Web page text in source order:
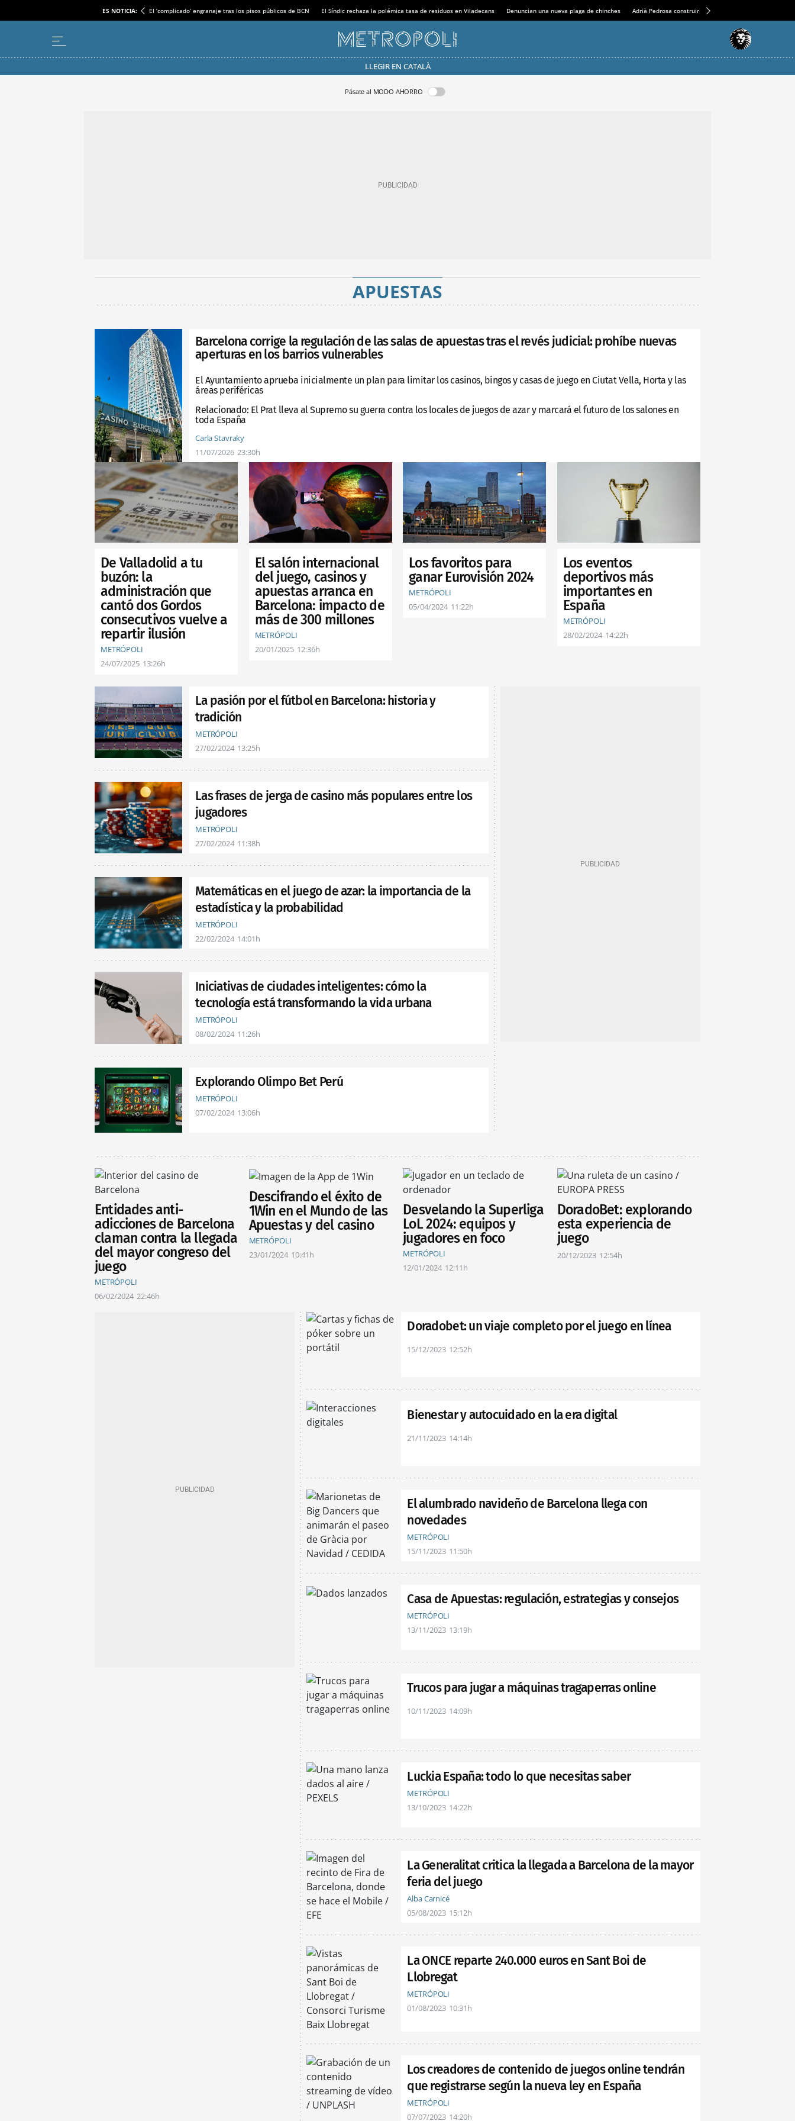
ES NOTICIA: El ‘complicado’ engranaje tras los pisos públicos de BCN El Síndic rechaza la polémica tasa de residuos en Viladecans Denuncian una nueva plaga de chinches Adrià Pedrosa construirá la nueva residencia en el
LLEGIR EN CATALÀ
Pásate al MODO AHORRO
APUESTAS
Barcelona corrige la regulación de las salas de apuestas tras el revés judicial: prohíbe nuevas
aperturas en los barrios vulnerables
El Ayuntamiento aprueba inicialmente un plan para limitar los casinos, bingos y casas de juego en Ciutat Vella, Horta y las
áreas periféricas
Relacionado: El Prat lleva al Supremo su guerra contra los locales de juegos de azar y marcará el futuro de los salones en
toda España
Carla Stavraky
11/07/2026 23:30h
De Valladolid a tu
buzón: la
administración que
cantó dos Gordos
consecutivos vuelve a
repartir ilusión
METRÓPOLI
24/07/2025 13:26h
El salón internacional
del juego, casinos y
apuestas arranca en
Barcelona: impacto de
más de 300 millones
METRÓPOLI
20/01/2025 12:36h
Los favoritos para
ganar Eurovisión 2024
METRÓPOLI
05/04/2024 11:22h
Los eventos
deportivos más
importantes en
España
METRÓPOLI
28/02/2024 14:22h
La pasión por el fútbol en Barcelona: historia y
tradición
METRÓPOLI
27/02/2024 13:25h
Las frases de jerga de casino más populares entre los
jugadores
METRÓPOLI
27/02/2024 11:38h
Matemáticas en el juego de azar: la importancia de la
estadística y la probabilidad
METRÓPOLI
22/02/2024 14:01h
Iniciativas de ciudades inteligentes: cómo la
tecnología está transformando la vida urbana
METRÓPOLI
08/02/2024 11:26h
Explorando Olimpo Bet Perú
METRÓPOLI
07/02/2024 13:06h
Entidades anti-
adicciones de Barcelona
claman contra la llegada
del mayor congreso del
juego
METRÓPOLI
06/02/2024 22:46h
Descifrando el éxito de
1Win en el Mundo de las
Apuestas y del casino
METRÓPOLI
23/01/2024 10:41h
Desvelando la Superliga
LoL 2024: equipos y
jugadores en foco
METRÓPOLI
12/01/2024 12:11h
DoradoBet: explorando
esta experiencia de
juego
20/12/2023 12:54h
Doradobet: un viaje completo por el juego en línea
15/12/2023 12:52h
Bienestar y autocuidado en la era digital
21/11/2023 14:14h
El alumbrado navideño de Barcelona llega con
novedades
METRÓPOLI
15/11/2023 11:50h
Casa de Apuestas: regulación, estrategias y consejos
METRÓPOLI
13/11/2023 13:19h
Trucos para jugar a máquinas tragaperras online
10/11/2023 14:09h
Luckia España: todo lo que necesitas saber
METRÓPOLI
13/10/2023 14:22h
La Generalitat critica la llegada a Barcelona de la mayor
feria del juego
Alba Carnicé
05/08/2023 15:12h
La ONCE reparte 240.000 euros en Sant Boi de
Llobregat
METRÓPOLI
01/08/2023 10:31h
Los creadores de contenido de juegos online tendrán
que registrarse según la nueva ley en España
METRÓPOLI
07/07/2023 14:20h